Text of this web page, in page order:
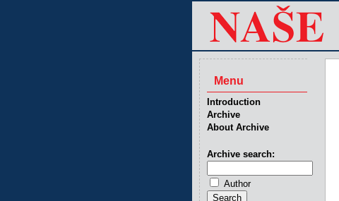
Menu
Introduction
Archive
About Archive
Archive search:
Author